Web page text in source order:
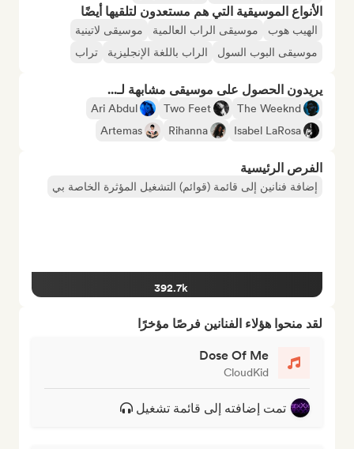
الأنواع الموسيقية التي هم مستعدون لتلقيها أيضًا
الهيب هوب موسيقى الراب العالمية
موسيقى لاتينية
موسيقى البوب السول
الراب باللغة الإنجليزية تراب
يريدون الحصول على موسيقى مشابهة لـ...
The Weeknd
Two Feet
Ari Abdul
Isabel LaRosa
Rihanna
Artemas
الفرص الرئيسية
إضافة فنانين إلى قائمة (قوائم) التشغيل المؤثرة الخاصة بي
392.7k
لقد منحوا هؤلاء الفنانين فرصًا مؤخرًا
Dose Of Me
CloudKid
تمت إضافته إلى قائمة تشغيل